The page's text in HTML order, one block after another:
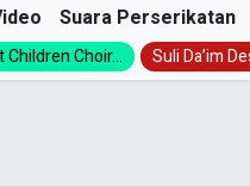
Suara Perserikatan
Children Choir... Suli Da’im